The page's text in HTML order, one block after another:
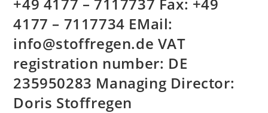
4177 – 7117734 EMail:
info@stoffregen.de VAT
registration number: DE
235950283 Managing Director:
Doris Stoffregen